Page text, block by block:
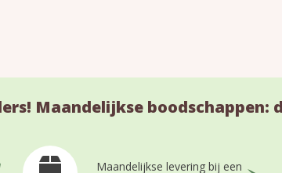
Maandelijkse boodschappen:
Maandelijkse levering bij een